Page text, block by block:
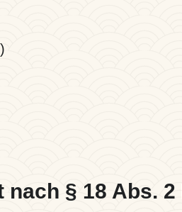
§ 18 Abs. 2